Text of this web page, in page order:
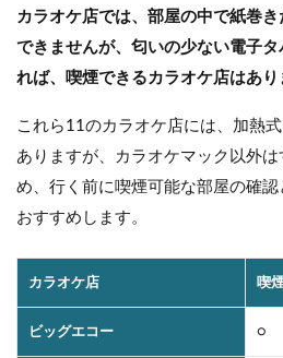
カラオケ店では、部屋の中で紙巻
できませんが、匂いの少ない電子
れば、喫煙できるカラオケ店はあり
これら11のカラオケ店には、加熱
ありますが、カラオケマック以外
め、行く前に喫煙可能な部屋の確
おすすめします。
カラオケ店 喫
ビッグエコー ○